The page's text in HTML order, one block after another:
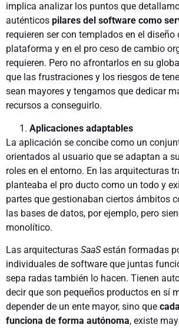
implica analizar los puntos que
auténticos pilares del software como
requieren ser con­ templados en el diseño
plataforma y en el pro­ ceso de cambio
requieren. Pero no afrontarlos en su
que las frustraciones y los riesgos de
sean mayores y tengamos que dedicar
recursos a conseguirlo.
Aplicaciones adaptables
La aplicación se concibe como un
orien­tados al usuario que se adaptan a
roles en el entorno. En las arquitecturas
planteaba el pro­ ducto como un todo y
partes que gestiona­ban ciertos ámbitos
las bases de datos, por ejemplo, pero
monolítico.
Las arquitecturas SaaSestán formadas
individuales de software que juntas
sepa­ radas también lo hacen. Tienen
decir que son pequeños productos en sí
depender de un ente mayor, sino que
funciona de forma autónoma, existe